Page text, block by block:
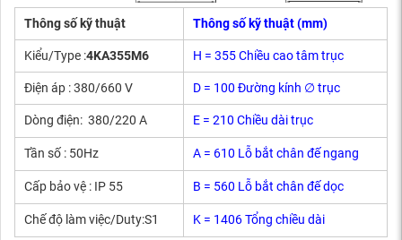
Thông số kỹ thuật Thông số kỹ thuật (mm)
Kiểu/Type :4KA355M6 H = 355 Chiều cao tâm trục
Điện áp : 380/660 V D = 100 Đường kính ∅ trục
Dòng điện: 380/220 A E = 210 Chiều dài trục
Tần số : 50Hz A = 610 Lỗ bắt chân đế ngang
Cấp bảo vệ : IP 55 B = 560 Lỗ bắt chân đế dọc
Chế độ làm việc/Duty:S1 K = 1406 Tổng chiều dài